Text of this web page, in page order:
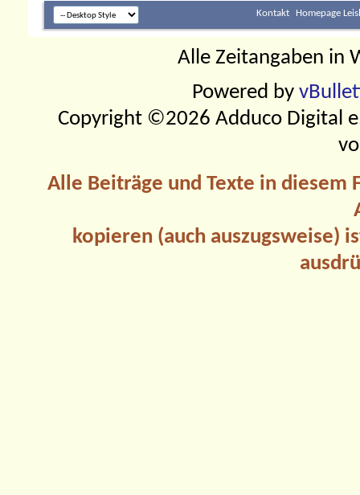
Kontakt Homepage
Alle Zeitangaben in
Powered by
Copyright ©2026 Adduco Digital
Alle Beiträge und Texte in
kopieren (auch auszugsweise)